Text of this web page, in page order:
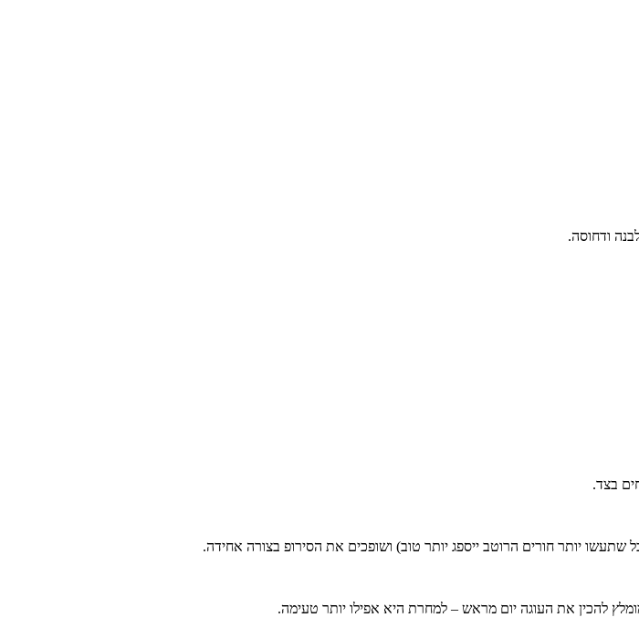
ודחוסה.
בצד.
יותר חורים הרוטב ייספג יותר טוב) ושופכים את הסירופ בצורה אחידה.